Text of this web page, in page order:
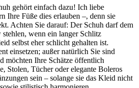
gehört einfach dazu! Ich liebe
Ihre Füße dies erlauben –, denn sie
Achten Sie darauf: Der Schuh darf dem
wenn ein langer Schlitz
selbst eher schlicht gehalten ist.
einsetzen; außer natürlich Sie sind
möchten Ihre Schätze öffentlich
Stolen, Tücher oder elegante Boleros
sein – solange sie das Kleid nicht